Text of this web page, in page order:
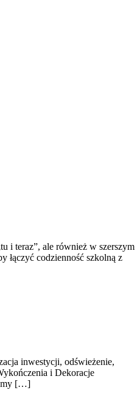
i teraz”, ale również w szerszym
łączyć codzienność szkolną z
inwestycji, odświeżenie,
i Dekoracje
[…]